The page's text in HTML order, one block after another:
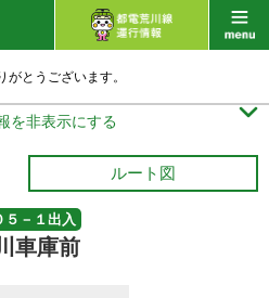
とうございます。
を非表示にする 
ルート図
５－１出入
車庫前